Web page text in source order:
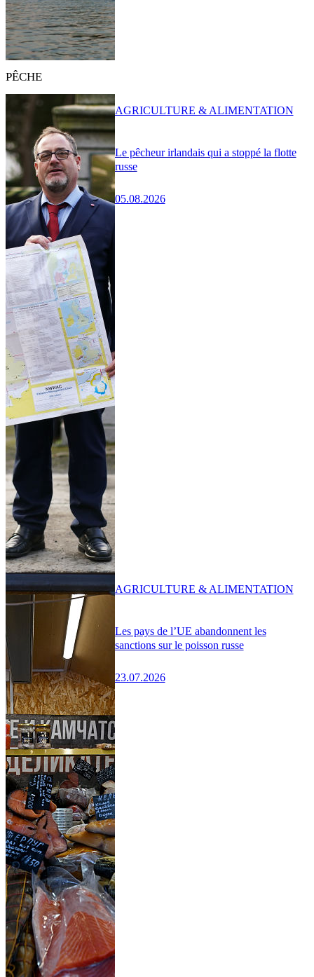
PÊCHE
Le pêcheur irlandais qui a stoppé la flotte
russe
05.08.2026
AGRICULTURE & ALIMENTATION
Les pays de l’UE abandonnent les
sanctions sur le poisson russe
23.07.2026
AGRICULTURE & ALIMENTATION